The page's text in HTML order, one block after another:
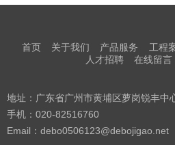
首页 关于我们 产品服务 工程
人才招聘
在线留言
地址：广东省广州市黄埔区萝岗锐丰中
手机：020-82516760
Email：debo0506123@debojigao.net